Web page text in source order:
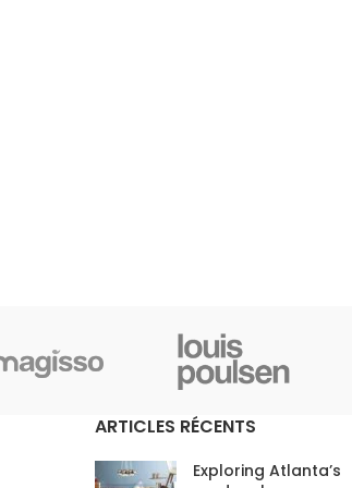
ARTICLES RÉCENTS
Exploring Atlanta’s